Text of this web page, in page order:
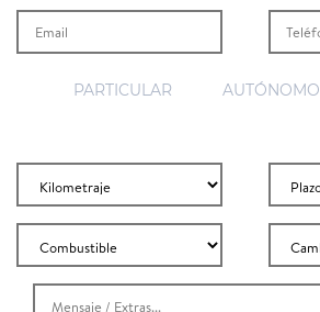
PARTICULAR AUTÓNOMO